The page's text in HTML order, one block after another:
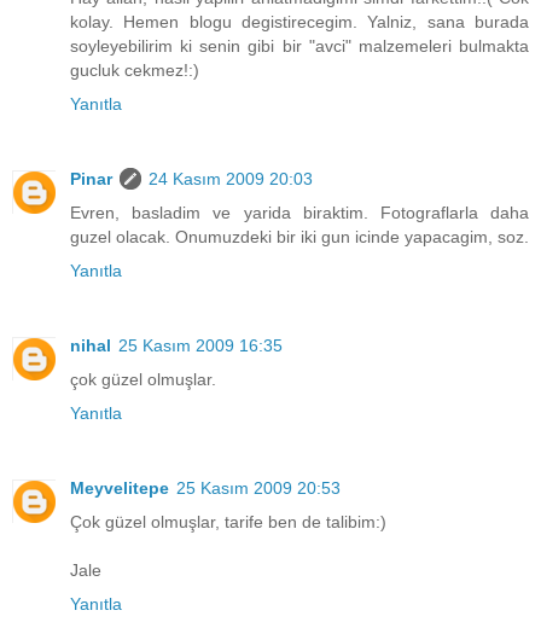
kolay. Hemen blogu degistirecegim. Yalniz, sana burada
soyleyebilirim ki senin gibi bir "avci" malzemeleri bulmakta
gucluk cekmez!:)
Yanıtla
Pinar
24 Kasım 2009 20:03
Evren, basladim ve yarida biraktim. Fotograflarla daha
guzel olacak. Onumuzdeki bir iki gun icinde yapacagim, soz.
Yanıtla
nihal 25 Kasım 2009 16:35
çok güzel olmuşlar.
Yanıtla
Meyvelitepe 25 Kasım 2009 20:53
Çok güzel olmuşlar, tarife ben de talibim:)
Jale
Yanıtla